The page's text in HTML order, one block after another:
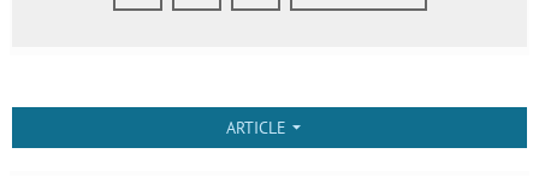
ARTICLE arrow_drop_down